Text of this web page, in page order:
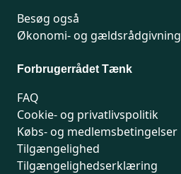
Besøg også
Økonomi- og gældsrådgivning
Forbrugerrådet Tænk
FAQ
Cookie- og privatlivspolitik
Købs- og medlemsbetingelser
Tilgængelighed
Tilgængelighedserklæring